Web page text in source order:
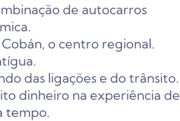
de autocarros
o centro regional.
das ligações e do trânsito.
dinheiro na experiência de
tempo.